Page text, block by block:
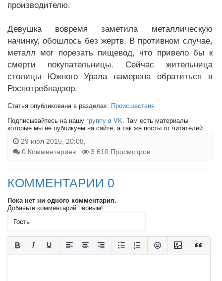
производителю.
Девушка вовремя заметила металлическую
начинку, обошлось без жертв. В противном случае,
металл мог порезать пищевод, что привело бы к
смерти покупательницы. Сейчас жительница
столицы Южного Урала намерена обратиться в
Роспотребнадзор.
Статья опубликована в разделах: Происшествия
Подписывайтесь на нашу группу в VK. Там есть материалы
которые мы не публикуем на сайте, а так же посты от читателей.
29 июл 2015, 20:08,
0 Комментариев
3 610 Просмотров
КОММЕНТАРИИ 0
Пока нет ни одного комментария.
Добавьте комментарий первым!